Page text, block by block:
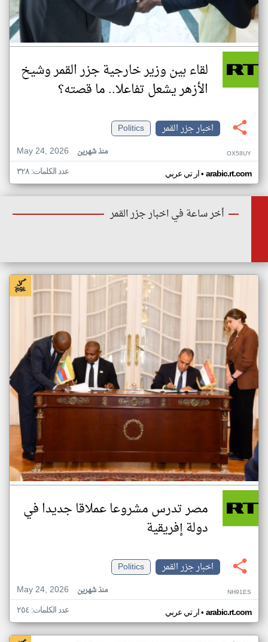
لقاء بين وزير خارجية جزر القمر وشيخ
الأزهر يشعل تفاعلا.. ما قصته؟
اخبار جزر القمر
Politics
May 24, 2026
منذ شهرين OX58UY
ار تي عربي• arabic.rt.com عدد الكلمات: ٣٢٨
أخر ساعة في اخبار جزر القمر
مصر تدرس مشروعا عملاقا جديدا في
دولة إفريقية
اخبار جزر القمر
Politics
May 24, 2026
منذ شهرين NH91ES
ار تي عربي• arabic.rt.com عدد الكلمات: ٢٥٤